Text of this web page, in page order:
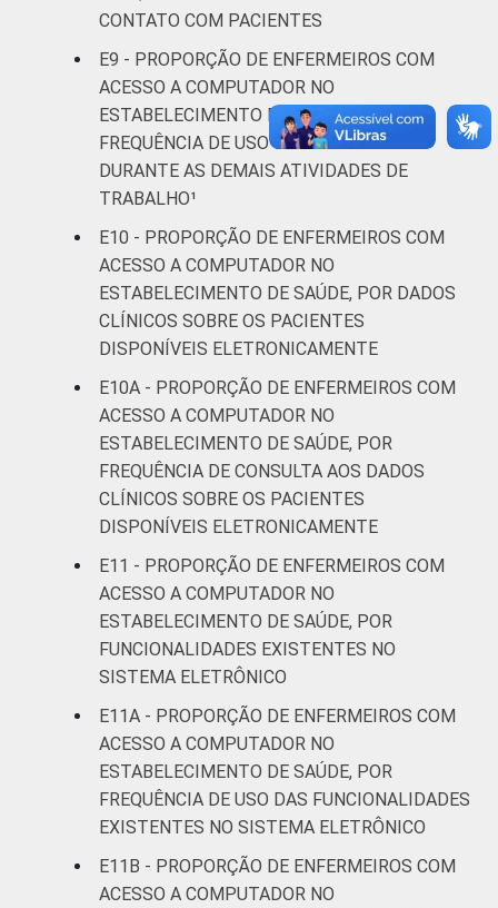
CONTATO COM PACIENTES
E9 - PROPORÇÃO DE ENFERMEIROS COM
ACESSO A COMPUTADOR NO
ESTABELECIMENTO DE SAÚDE, POR
FREQUÊNCIA DE USO DO COMPUTADOR
DURANTE AS DEMAIS ATIVIDADES DE
TRABALHO¹
E10 - PROPORÇÃO DE ENFERMEIROS COM
ACESSO A COMPUTADOR NO
ESTABELECIMENTO DE SAÚDE, POR DADOS
CLÍNICOS SOBRE OS PACIENTES
DISPONÍVEIS ELETRONICAMENTE
E10A - PROPORÇÃO DE ENFERMEIROS COM
ACESSO A COMPUTADOR NO
ESTABELECIMENTO DE SAÚDE, POR
FREQUÊNCIA DE CONSULTA AOS DADOS
CLÍNICOS SOBRE OS PACIENTES
DISPONÍVEIS ELETRONICAMENTE
E11 - PROPORÇÃO DE ENFERMEIROS COM
ACESSO A COMPUTADOR NO
ESTABELECIMENTO DE SAÚDE, POR
FUNCIONALIDADES EXISTENTES NO
SISTEMA ELETRÔNICO
E11A - PROPORÇÃO DE ENFERMEIROS COM
ACESSO A COMPUTADOR NO
ESTABELECIMENTO DE SAÚDE, POR
FREQUÊNCIA DE USO DAS FUNCIONALIDADES
EXISTENTES NO SISTEMA ELETRÔNICO
E11B - PROPORÇÃO DE ENFERMEIROS COM
ACESSO A COMPUTADOR NO